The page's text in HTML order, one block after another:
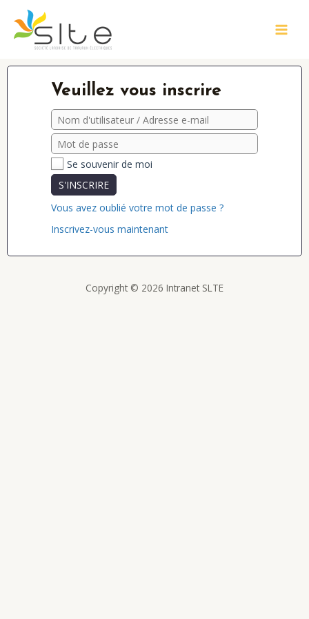
Veuillez vous inscrire
Se souvenir de moi
S'INSCRIRE
Vous avez oublié votre mot de passe ?
Inscrivez-vous maintenant
Copyright © 2026 Intranet SLTE